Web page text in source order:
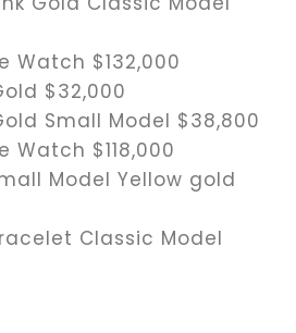
Watch $132,000
$32,000
Small Model $38,800
Watch $118,000
Model Yellow gold
Classic Model